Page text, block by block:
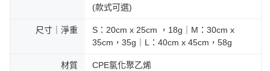
(款式可選)
尺寸｜淨重
S：20cm x 25cm ，18g｜M：30cm x
35cm，35g｜L：40cm x 45cm，58g
材質 CPE氯化聚乙烯